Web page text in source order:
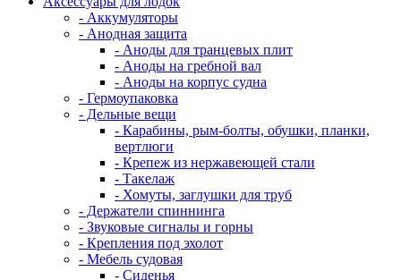
- Аккумуляторы
- Анодная защита
- Аноды для транцевых плит
- Аноды на гребной вал
- Аноды на корпус судна
- Гермоупаковка
- Дельные вещи
- Карабины, рым-болты, обушки, планки,
вертлюги
- Крепеж из нержавеющей стали
- Такелаж
- Хомуты, заглушки для труб
- Держатели спиннинга
- Звуковые сигналы и горны
- Крепления под эхолот
- Мебель судовая
- Сиденья